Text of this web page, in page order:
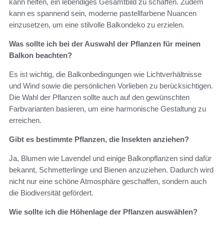
kann helfen, ein lebendiges Gesamtbild zu schaffen. Zudem
kann es spannend sein, moderne pastellfarbene Nuancen
einzusetzen, um eine stilvolle Balkondeko zu erzielen.
Was sollte ich bei der Auswahl der Pflanzen für meinen
Balkon beachten?
Es ist wichtig, die Balkonbedingungen wie Lichtverhältnisse
und Wind sowie die persönlichen Vorlieben zu berücksichtigen.
Die Wahl der Pflanzen sollte auch auf den gewünschten
Farbvarianten basieren, um eine harmonische Gestaltung zu
erreichen.
Gibt es bestimmte Pflanzen, die Insekten anziehen?
Ja, Blumen wie Lavendel und einige Balkonpflanzen sind dafür
bekannt, Schmetterlinge und Bienen anzuziehen. Dadurch wird
nicht nur eine schöne Atmosphäre geschaffen, sondern auch
die Biodiversität gefördert.
Wie sollte ich die Höhenlage der Pflanzen auswählen?